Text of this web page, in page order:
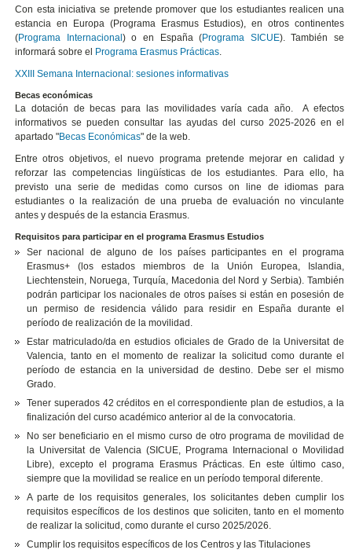
Con esta iniciativa se pretende promover que los estudiantes realicen una
estancia en Europa (Programa Erasmus Estudios), en otros continentes
(Programa Internacional ) o en España (Programa SICUE). También se
informará sobre el
Programa Erasmus Prácticas.
XXIII Semana Internacional: sesiones informativas
Becas económicas
La dotación de becas para las movilidades varía cada año. A efectos
informativos se pueden consultar las ayudas del curso 2025-2026 en el
apartado "Becas Económicas" de la web.
Entre otros objetivos, el nuevo programa pretende mejorar en calidad y
reforzar las competencias lingüísticas de los estudiantes. Para ello, ha
previsto una serie de medidas como cursos on line de idiomas para
estudiantes o la realización de una prueba de evaluación no vinculante
antes y después de la estancia Erasmus.
Requisitos para participar en el programa Erasmus Estudios
Ser nacional de alguno de los países participantes en el programa
Erasmus+ (los estados miembros de la Unión Europea, Islandia,
Liechtenstein, Noruega, Turquía, Macedonia del Nord y Serbia). También
podrán participar los nacionales de otros países si están en posesión de
un permiso de residencia válido para residir en España durante el
período de realización de la movilidad.
Estar matriculado/da en estudios oficiales de Grado de la Universitat de
Valencia, tanto en el momento de realizar la solicitud como durante el
período de estancia en la universidad de destino. Debe ser el mismo
Grado.
Tener superados 42 créditos en el correspondiente plan de estudios, a la
finalización del curso académico anterior al de la convocatoria.
No ser beneficiario en el mismo curso de otro programa de movilidad de
la Universitat de Valencia (SICUE, Programa Internacional o Movilidad
Libre), excepto el programa Erasmus Prácticas. En este último caso,
siempre que la movilidad se realice en un período temporal diferente.
A parte de los requisitos generales, los solicitantes deben cumplir los
requisitos específicos de los destinos que soliciten, tanto en el momento
de realizar la solicitud, como durante el curso 2025/2026.
Cumplir los requisitos específicos de los Centros y las Titulaciones